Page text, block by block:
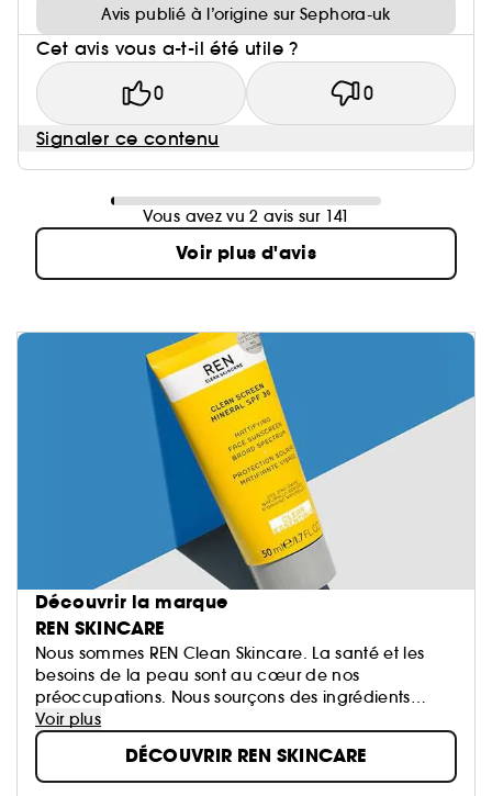
Avis publié à l’origine sur Sephora-uk
Cet avis vous a-t-il été utile ?
0 0
Signaler ce contenu
Vous avez vu 2 avis sur 141
Voir plus d'avis
Découvrir la marque
REN SKINCARE
Nous sommes REN Clean Skincare. La santé et les
besoins de la peau sont au cœur de nos
préoccupations. Nous sourçons des ingrédients
hautes performances qui respectent l’équilibre de la
peau et nous concevons consciemment nos
emballages produits pour protéger notre planète.
Nous sommes Clean to skin. Clean to planet.
Voir plus
DÉCOUVRIR REN SKINCARE